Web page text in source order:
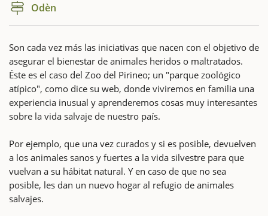
Odèn
Son cada vez más las iniciativas que nacen con el objetivo de
asegurar el bienestar de animales heridos o maltratados.
Éste es el caso del Zoo del Pirineo; un "parque zoológico
atípico", como dice su web, donde viviremos en familia una
experiencia inusual y aprenderemos cosas muy interesantes
sobre la vida salvaje de nuestro país.
Por ejemplo, que una vez curados y si es posible, devuelven
a los animales sanos y fuertes a la vida silvestre para que
vuelvan a su hábitat natural. Y en caso de que no sea
posible, les dan un nuevo hogar al refugio de animales
salvajes.